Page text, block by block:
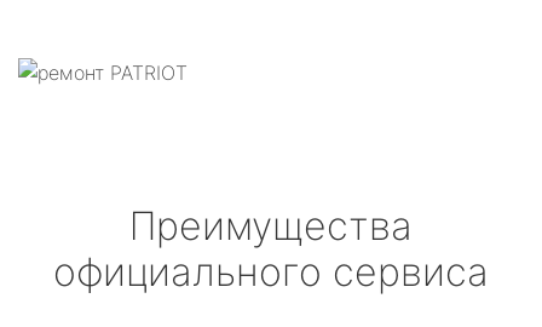
Преимущества
официального сервиса